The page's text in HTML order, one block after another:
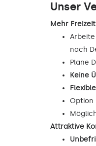
Unser
Mehr
Arbeite
nach
Plane
Keine
Option
Attraktive